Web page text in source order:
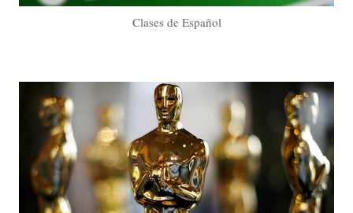
Clases de Español